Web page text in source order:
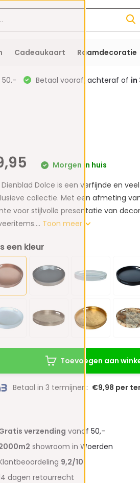
Cadeaukaart Raamdecoratie
Betaal vooraf, achteraf of in
Morgen in huis
Dienblad Dolce is een verfijnde en
collectie. Met een afmeting
voor stijlvolle presentatie van
Toon meer
een kleur
Toevoegen aan
Betaal in 3 termijnen: €9,98 per
verzending vanaf 50,-
showroom in Woerden
9,2/10
dagen retourrecht